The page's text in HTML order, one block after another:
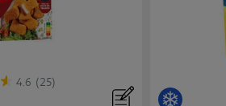
4.6 (25)